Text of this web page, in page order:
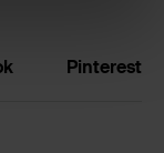
Pinterest